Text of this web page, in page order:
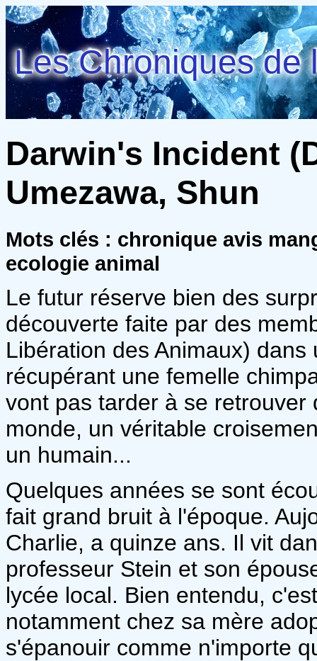
Les Chroniques de
Darwin's Incident
Umezawa, Shun
Mots clés : chronique avis
ecologie animal
Le futur réserve bien des
découverte faite par des
Libération des Animaux)
récupérant une femelle
vont pas tarder à se
monde, un véritable
un humain...
Quelques années se sont
fait grand bruit à l'époque.
Charlie, a quinze ans. Il vit
professeur Stein et son
lycée local. Bien entendu,
notamment chez sa mère
s'épanouir comme n'importe